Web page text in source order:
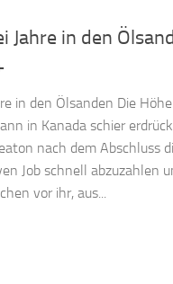
Jahre in den
in den Ölsanden Die
in Kanada schier
nach dem Abschluss
Job schnell abzuzahlen
vor ihr, aus...